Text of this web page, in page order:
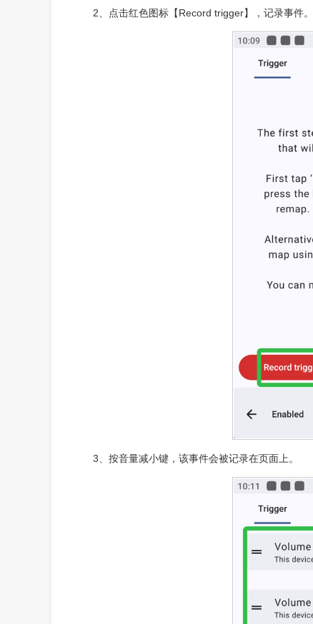
2、点击红色图标【Record trigger】，记录事件。
3、按音量减小键，该事件会被记录在页面上。